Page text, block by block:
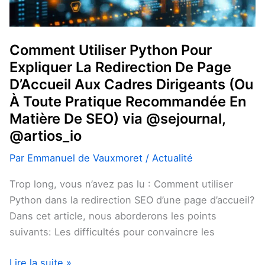
Comment Utiliser Python Pour
Expliquer La Redirection De Page
D’Accueil Aux Cadres Dirigeants (Ou
À Toute Pratique Recommandée En
Matière De SEO) via @sejournal,
@artios_io
Par Emmanuel de Vauxmoret / Actualité
Trop long, vous n’avez pas lu : Comment utiliser
Python dans la redirection SEO d’une page d’accueil?
Dans cet article, nous aborderons les points
suivants: Les difficultés pour convaincre les
Cadres
Dirigeants
(Ou
À
Toute
Pratique
Recommandée
En
Matière
De
via
@sejournal,
@artios_io
Lire la suite »